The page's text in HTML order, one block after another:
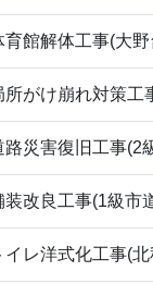
育館解体工事(大
所がけ崩れ対策工
路災害復旧工事
装改良工事(1級市
イレ洋式化工事(